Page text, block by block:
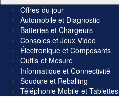
Offres du jour
Automobile et Diagnostic
Batteries et Chargeurs
Consoles et Jeux Vidéo
Électronique et Composants
Outils et Mesure
Informatique et Connectivité
Soudure et Reballing
Téléphonie Mobile et Tablettes